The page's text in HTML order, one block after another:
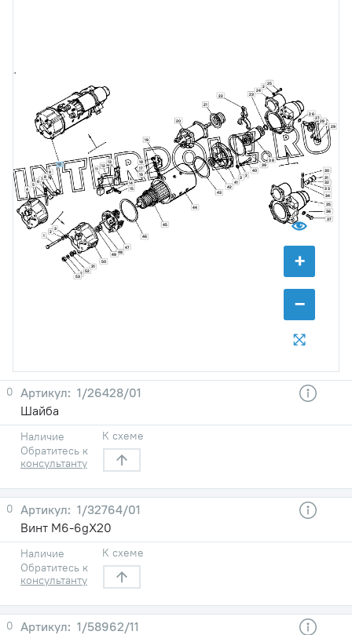
+
−
1
2
2
2
2
2
3
3
4
5
6 7 8
9
10
11
12
13
14
15
16
17
18
19
20
21
22 23
24
25
26
27
28
29
30
31
31
32
33
34
35
36
37
38
39
40
41
42
43
44
45
46
47
48
49
50
52
53
0
1/26428/01
Шайба
Наличие
Обратитесь к
консультанту
К схеме
0
1/32764/01
Винт М6-6gХ20
Наличие
Обратитесь к
консультанту
К схеме
0
1/58962/11